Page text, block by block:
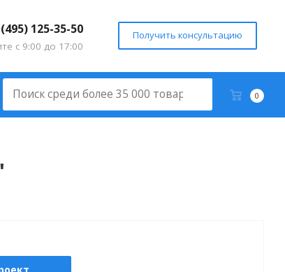
125-35-50
с 9:00 до 17:00
Получить консультацию
0